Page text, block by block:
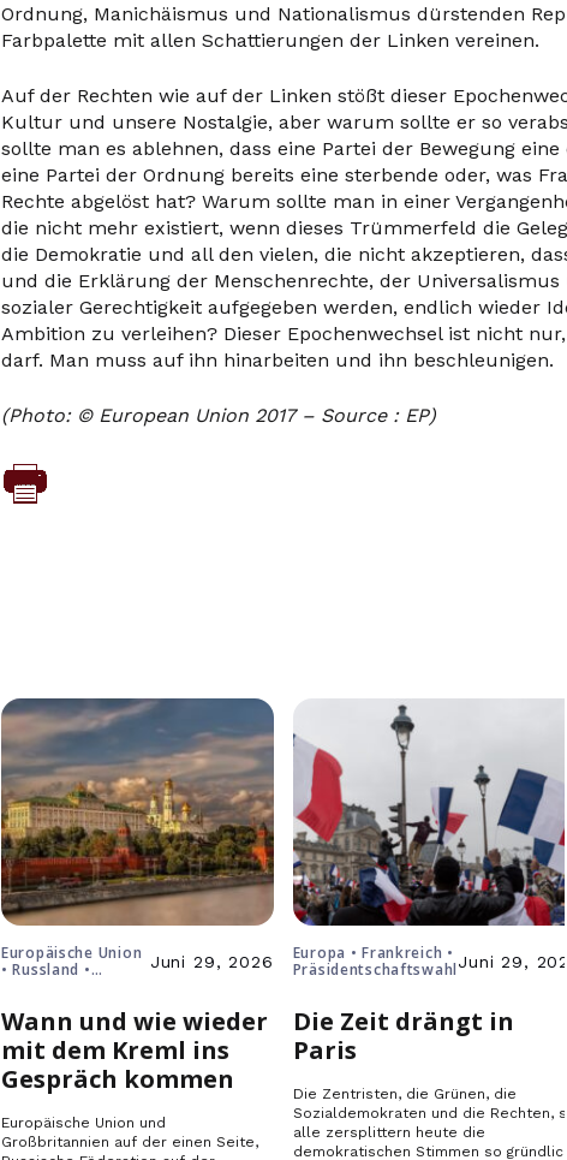
Ordnung, Manichäismus und Nationalismus dürstenden
Farbpalette mit allen Schattierungen der Linken vereinen.
Auf der Rechten wie auf der Linken stößt dieser
Kultur und unsere Nostalgie, aber warum sollte er so
sollte man es ablehnen, dass eine Partei der Bewegung
eine Partei der Ordnung bereits eine sterbende oder, was
Rechte abgelöst hat? Warum sollte man in einer
die nicht mehr existiert, wenn dieses Trümmerfeld die
die Demokratie und all den vielen, die nicht akzeptieren,
und die Erklärung der Menschenrechte, der
sozialer Gerechtigkeit aufgegeben werden, endlich wieder
Ambition zu verleihen? Dieser Epochenwechsel ist nicht
darf. Man muss auf ihn hinarbeiten und ihn beschleunigen.
(Photo: © European Union 2017 – Source : EP)
Europäische Union
• Russland •
Juni 29, 2026
Wann und wie wieder
mit dem Kreml ins
Gespräch kommen
Europäische Union und
Großbritannien auf der einen Seite,
Europa • Frankreich •
PräsidentschaftswahlJuni 29,
Die Zeit drängt in
Paris
Die Zentristen, die Grünen, die
Sozialdemokraten und die Rechten,
alle zersplittern heute die
demokratischen Stimmen so gründlich,